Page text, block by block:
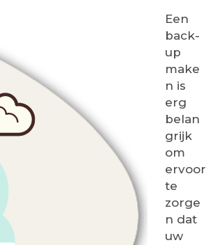
Een
back-
up
make
n is
erg
belan
grijk
om
ervoor
te
zorge
n dat
uw